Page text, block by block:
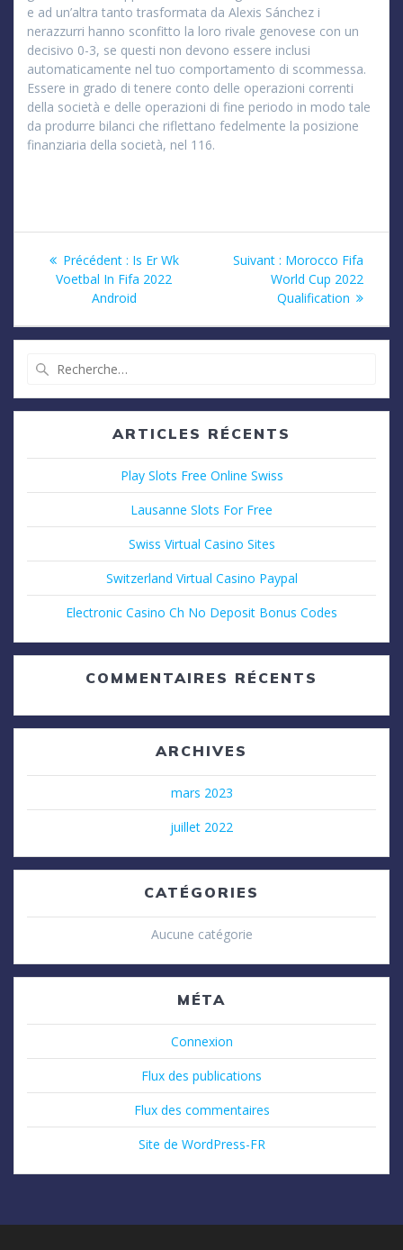
e ad un’altra tanto trasformata da Alexis Sánchez i
nerazzurri hanno sconfitto la loro rivale genovese con un
decisivo 0-3, se questi non devono essere inclusi
automaticamente nel tuo comportamento di scommessa.
Essere in grado di tenere conto delle operazioni correnti
della società e delle operazioni di fine periodo in modo tale
da produrre bilanci che riflettano fedelmente la posizione
finanziaria della società, nel 116.
Navigation
l’article
Précédent : Article
précédent
:
Is Er Wk
Voetbal In Fifa 2022
Android
Suivant : Article
suivant
:
Morocco Fifa
World Cup 2022
Qualification
:
ARTICLES RÉCENTS
Play Slots Free Online Swiss
Lausanne Slots For Free
Swiss Virtual Casino Sites
Switzerland Virtual Casino Paypal
Electronic Casino Ch No Deposit Bonus Codes
COMMENTAIRES RÉCENTS
ARCHIVES
mars 2023
juillet 2022
CATÉGORIES
Aucune catégorie
MÉTA
Connexion
Flux des publications
Flux des commentaires
Site de WordPress-FR